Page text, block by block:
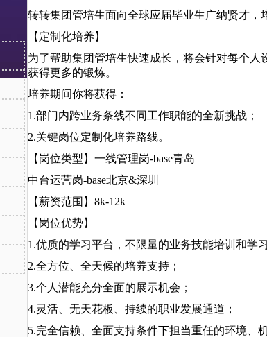
转转集团管培生面向全球应届毕业生广纳贤才，
【定制化培养】
为了帮助集团管培生快速成长，将会针对每个人
获得更多的锻炼。
培养期间你将获得：
1.部门内跨业务条线不同工作职能的全新挑战；
2.关键岗位定制化培养路线。
【岗位类型】一线管理岗-base青岛
中台运营岗-base北京&深圳
【薪资范围】8k-12k
【岗位优势】
1.优质的学习平台，不限量的业务技能培训和学
2.全方位、全天候的培养支持；
3.个人潜能充分全面的展示机会；
4.灵活、无天花板、持续的职业发展通道；
5.完全信赖、全面支持条件下担当重任的环境、机